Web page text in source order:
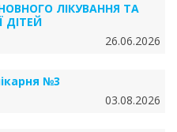
ЛІКУВАННЯ ТА
ДІТЕЙ
26.06.2026
№3
03.08.2026